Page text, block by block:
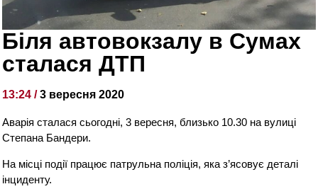
Біля автовокзалу в Сумах
сталася ДТП
13:24 /3 вересня 2020
Аварія сталася сьогодні, 3 вересня, близько 10.30 на вулиці
Степана Бандери.
На місці події працює патрульна поліція, яка з’ясовує деталі
інциденту.